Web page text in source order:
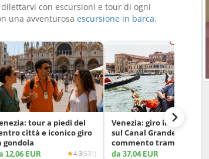
con escursioni e tour di ogni
una avventurosa escursione in barca.
tour a piedi del
città e iconico giro
gondola
12,06 EUR 4.3(531)
Venezia: giro in gondola
sul Canal Grande con
commento tramite app
da 37,04 EUR